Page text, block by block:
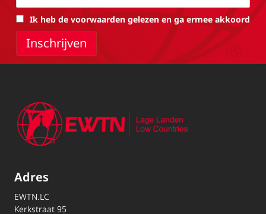
Ik heb de voorwaarden gelezen en ga ermee akkoord
Adres
EWTN.LC
Kerkstraat 95